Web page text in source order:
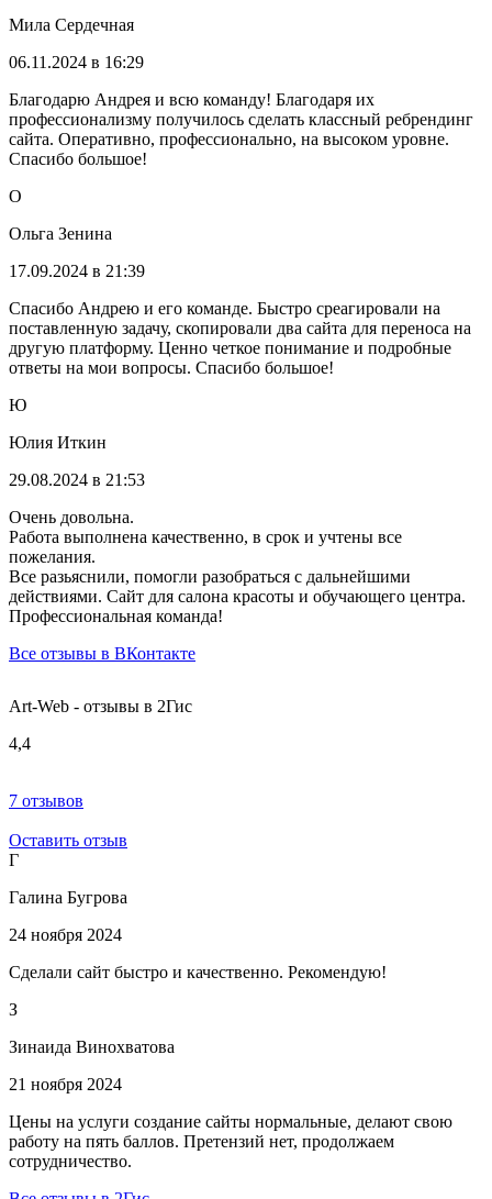
Мила Сердечная
06.11.2024 в 16:29
Благодарю Андрея и всю команду! Благодаря их
профессионализму получилось сделать классный ребрендинг
сайта. Оперативно, профессионально, на высоком уровне.
Спасибо большое!
О
Ольга Зенина
17.09.2024 в 21:39
Спасибо Андрею и его команде. Быстро среагировали на
поставленную задачу, скопировали два сайта для переноса на
другую платформу. Ценно четкое понимание и подробные
ответы на мои вопросы. Спасибо большое!
Ю
Юлия Иткин
29.08.2024 в 21:53
Очень довольна.
Работа выполнена качественно, в срок и учтены все
пожелания.
Все разьяснили, помогли разобраться с дальнейшими
действиями. Сайт для салона красоты и обучающего центра.
Профессиональная команда!
Все отзывы в ВКонтакте
Art-Web - отзывы в 2Гис
4,4
7 отзывов
Оставить отзыв
Г
Галина Бугрова
24 ноября 2024
Сделали сайт быстро и качественно. Рекомендую!
З
Зинаида Винохватова
21 ноября 2024
Цены на услуги создание сайты нормальные, делают свою
работу на пять баллов. Претензий нет, продолжаем
сотрудничество.